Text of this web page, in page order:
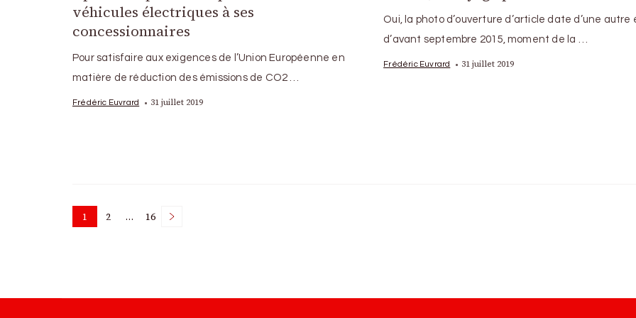
véhicules électriques à ses
concessionnaires
Pour satisfaire aux exigences de l’Union Européenne en
matière de réduction des émissions de CO2 …
Frédéric Euvrard 31 juillet 2019
Oui, la photo d’ouverture d’article date d’une autre
d’avant septembre 2015, moment de la …
Frédéric Euvrard 31 juillet 2019
Posts
Page
1 Page
2 … Page
16